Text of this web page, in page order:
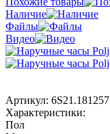
Наличие
Файлы
Видео
Артикул: 6S21.181257
Характеристики:
Пол